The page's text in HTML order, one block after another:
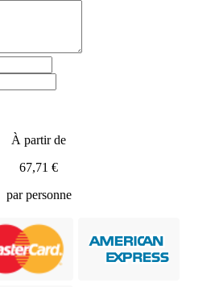
À partir de
67,71 €
par personne